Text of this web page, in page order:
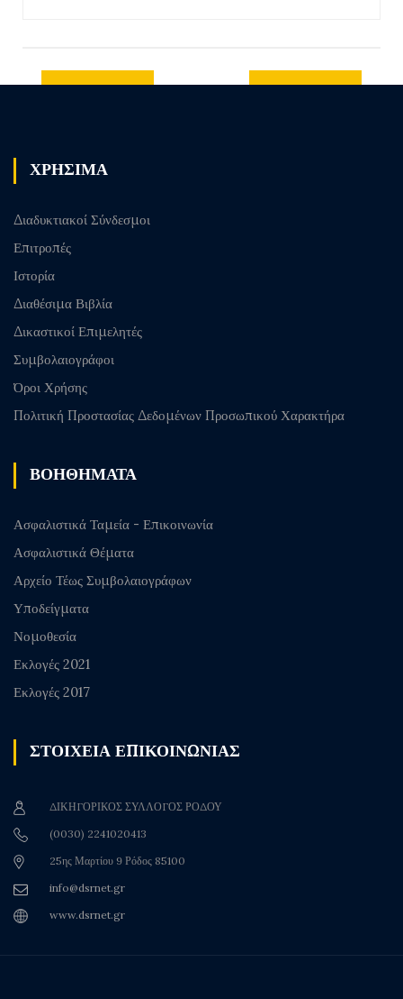
ΧΡΗΣΙΜΑ
Διαδυκτιακοί Σύνδεσμοι
Επιτροπές
Ιστορία
Διαθέσιμα Βιβλία
Δικαστικοί Επιμελητές
Συμβολαιογράφοι
Όροι Χρήσης
Πολιτική Προστασίας Δεδομένων Προσωπικού Χαρακτήρα
ΒΟΗΘΗΜΑΤΑ
Ασφαλιστικά Ταμεία - Επικοινωνία
Ασφαλιστικά Θέματα
Αρχείο Τέως Συμβολαιογράφων
Υποδείγματα
Νομοθεσία
Εκλογές 2021
Εκλογές 2017
ΣΤΟΙΧΕΙΑ ΕΠΙΚΟΙΝΩΝΙΑΣ
ΔΙΚΗΓΟΡΙΚΟΣ ΣΥΛΛΟΓΟΣ ΡΟΔΟΥ
(0030) 2241020413
25ης Μαρτίου 9 Ρόδος 85100
info@dsrnet.gr
www.dsrnet.gr